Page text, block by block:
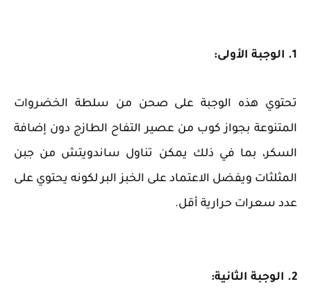
1. الوجبة الأولى:
تحتوي هذه الوجبة على صحن من سلطة الخضروات
المتنوعة بجواز كوب من عصير التفاح الطازج دون إضافة
السكر، بما في ذلك يمكن تناول ساندويتش من جبن
المثلثات ويفضل الاعتماد على الخبز البر لكونه يحتوي على
عدد سعرات حرارية أقل.
2. الوجبة الثانية: